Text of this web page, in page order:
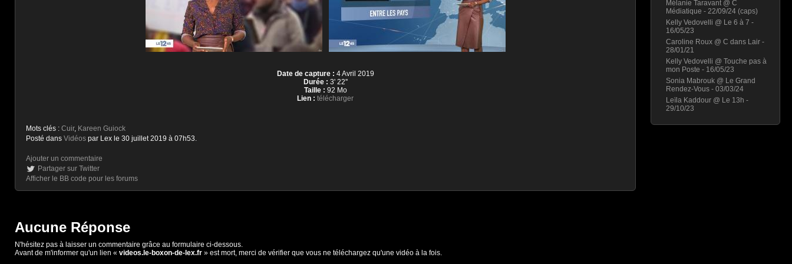
Mélanie Taravant @ C
Médiatique - 22/09/24 (caps)
Kelly Vedovelli @ Le 6 à 7 -
16/05/23
Caroline Roux @ C dans Lair -
28/01/21
Kelly Vedovelli @ Touche pas à
mon Poste - 16/05/23
Sonia Mabrouk @ Le Grand
Rendez-Vous - 03/03/24
Leïla Kaddour @ Le 13h -
29/10/23
Date de capture : 4 Avril 2019
Durée : 3' 22''
Taille : 92 Mo
Lien : télécharger
Mots clés : Cuir, Kareen Guiock
Posté dans Vidéos par Lex le 30 juillet 2019 à 07h53.
Ajouter un commentaire
Partager sur Twitter
Afficher le BB code pour les forums
Aucune Réponse
N'hésitez pas à laisser un commentaire grâce au formulaire ci-dessous.
Avant de m'informer qu'un lien « videos.le-boxon-de-lex.fr » est mort, merci de vérifier que vous ne téléchargez qu'une vidéo à la fois.